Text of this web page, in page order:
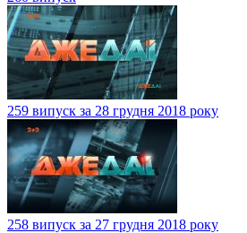
259 випуск за 28 грудня 2018 року
258 випуск за 27 грудня 2018 року